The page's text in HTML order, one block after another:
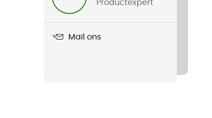
Productexpert
Mail ons